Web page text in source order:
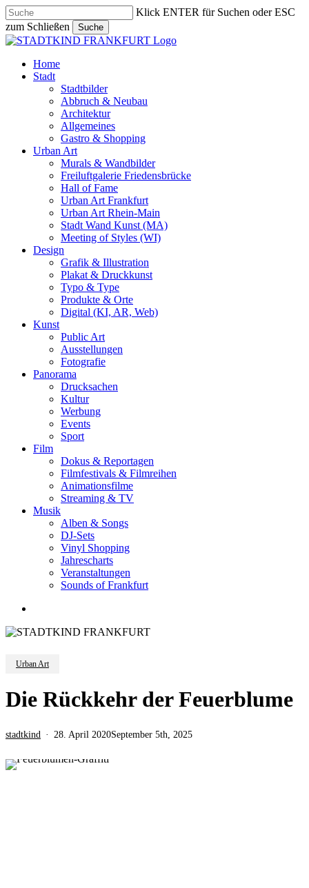
Skip
to
main
content
Klick ENTER für Suchen oder ESC
zum Schließen
Suche
Close
search
Menu
Home
Stadt
Stadtbilder
Abbruch & Neubau
Architektur
Allgemeines
Gastro & Shopping
Urban Art
Murals & Wandbilder
Freiluftgalerie Friedensbrücke
Hall of Fame
Urban Art Frankfurt
Urban Art Rhein-Main
Stadt Wand Kunst (MA)
Meeting of Styles (WI)
Design
Grafik & Illustration
Plakat & Druckkunst
Typo & Type
Produkte & Orte
Digital (KI, AR, Web)
Kunst
Public Art
Ausstellungen
Fotografie
Panorama
Drucksachen
Kultur
Werbung
Events
Sport
Film
Dokus & Reportagen
Filmfestivals & Filmreihen
Animationsfilme
Streaming & TV
Musik
Alben & Songs
DJ-Sets
Vinyl Shopping
Jahrescharts
Veranstaltungen
Sounds of Frankfurt
Urban Art
Die Rückkehr der Feuerblume
stadtkind 28. April 2020September 5th, 2025